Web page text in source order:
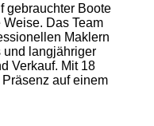
gebrauchter Boote
Das Team
Maklern
und langjähriger
Verkauf. Mit 18
auf einem